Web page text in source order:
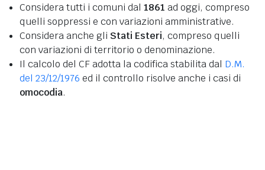
Considera tutti i comuni dal 1861 ad oggi, compreso
quelli soppressi e con variazioni amministrative.
Considera anche gli Stati Esteri, compreso quelli
con variazioni di territorio o denominazione.
Il calcolo del CF adotta la codifica stabilita dal D.M.
del 23/12/1976 ed il controllo risolve anche i casi di
omocodia.